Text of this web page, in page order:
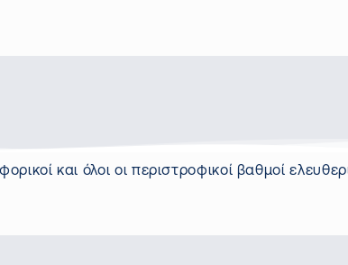
και όλοι οι περιστροφικοί βαθμοί